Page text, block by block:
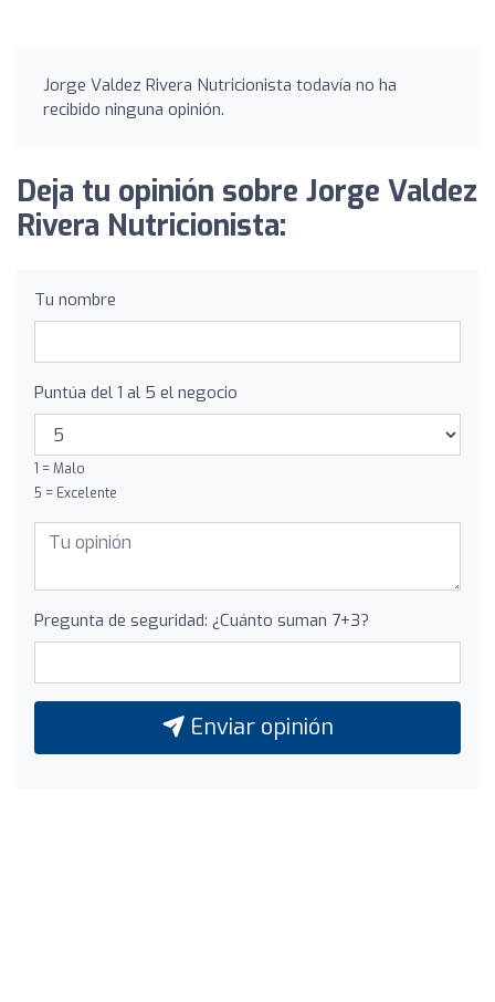
Jorge Valdez Rivera Nutricionista todavía no ha
recibido ninguna opinión.
Deja tu opinión sobre Jorge Valdez
Rivera Nutricionista:
Tu nombre
Puntúa del 1 al 5 el negocio
1 = Malo
5 = Excelente
Pregunta de seguridad: ¿Cuánto suman 7+3?
Enviar opinión